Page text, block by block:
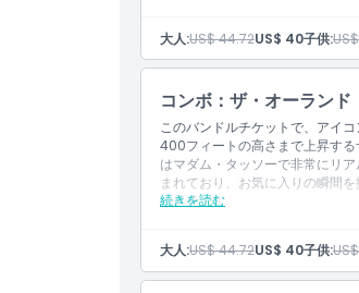
大人:US$ 44.72US$ 40子供:
コンボ：ザ・オーラン
このバンドルチケットで、アイ
400フィートの高さまで上昇す
はマダム・タッソーで非常にリ
まれており、お気に入りの瞬間
に最適です。
続きを読む
大人:US$ 44.72US$ 40子供: